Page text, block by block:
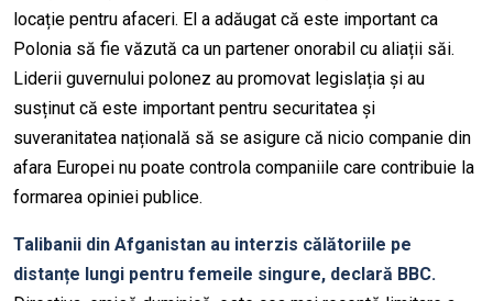
locație pentru afaceri. El a adăugat că este important ca
Polonia să fie văzută ca un partener onorabil cu aliații săi.
Liderii guvernului polonez au promovat legislația și au
susținut că este important pentru securitatea și
suveranitatea națională să se asigure că nicio companie din
afara Europei nu poate controla companiile care contribuie la
formarea opiniei publice.
Talibanii din Afganistan au interzis călătoriile pe
distanțe lungi pentru femeile singure, declară BBC.